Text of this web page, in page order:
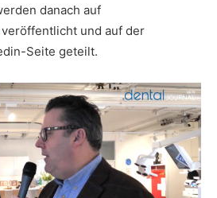
danach auf
veröffentlicht und auf der
Seite geteilt.